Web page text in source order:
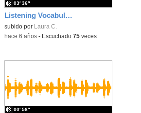
Listening Vocabulary Unit 7
subido por Laura C.
03′ 36″
-hace 6 años- Escuchado 75veces
00′ 58″